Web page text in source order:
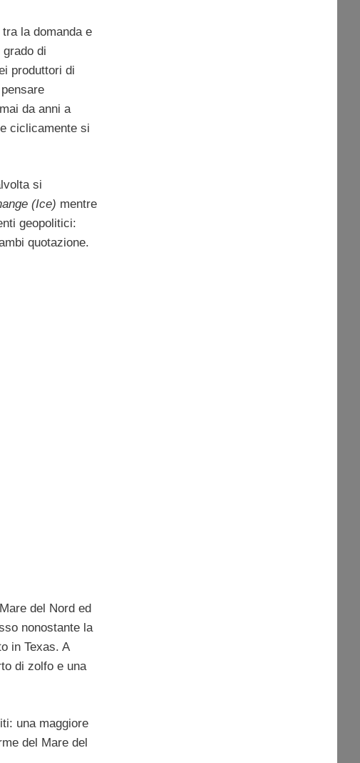
la domanda e
di
produttori di
da anni a
ciclicamente si
si
(Ice) mentre
geopolitici:
quotazione.
del Nord ed
nonostante la
in Texas. A
di zolfo e una
una maggiore
del Mare del